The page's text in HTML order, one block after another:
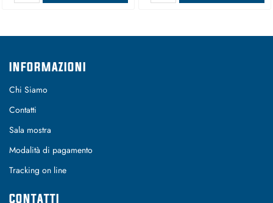
INFORMAZIONI
Chi Siamo
Contatti
Sala mostra
Modalità di pagamento
Tracking on line
CONTATTI